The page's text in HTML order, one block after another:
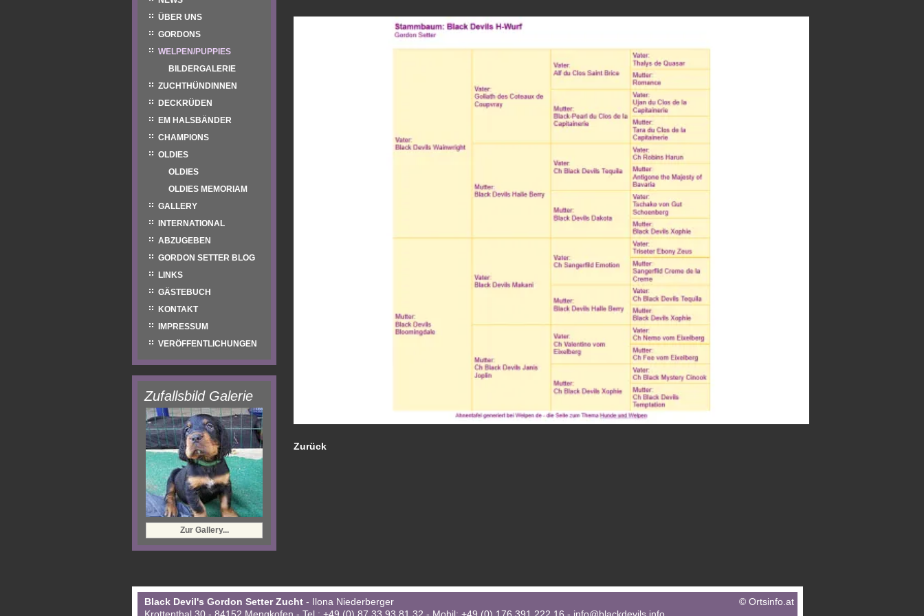
ÜBER UNS
GORDONS
WELPEN/PUPPIES
BILDERGALERIE
ZUCHTHÜNDINNEN
DECKRÜDEN
EM HALSBÄNDER
CHAMPIONS
OLDIES
OLDIES
OLDIES MEMORIAM
GALLERY
INTERNATIONAL
ABZUGEBEN
GORDON SETTER BLOG
LINKS
GÄSTEBUCH
KONTAKT
IMPRESSUM
VERÖFFENTLICHUNGEN
Zufallsbild Galerie
Zur Gallery...
Zurück
Black Devil's Gordon Setter Zucht - Ilona Niederberger
© Ortsinfo.at